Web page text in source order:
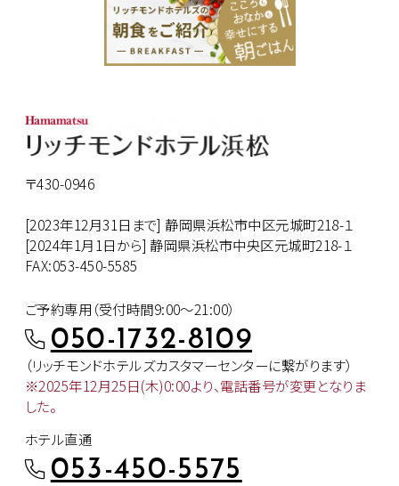
〒430-0946
[2023年12月31日まで] 静岡県浜松市中区元城町218-１
[2024年1月1日から] 静岡県浜松市中央区元城町218-１
FAX:053-450-5585
ご予約専用（受付時間9:00～21:00）
050-1732-8109
（リッチモンドホテルズカスタマーセンターに繋がります）
※2025年12月25日(木)0:00より、電話番号が変更となりま
した。
ホテル直通
053-450-5575